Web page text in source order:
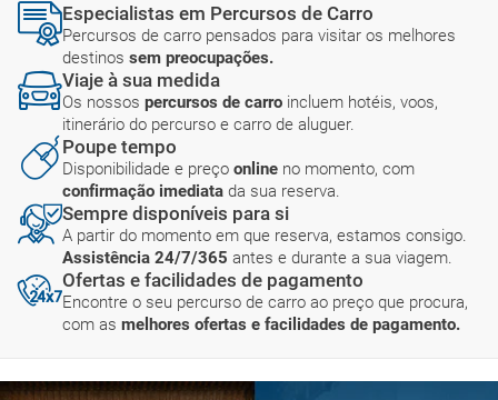
Especialistas em Percursos de Carro
Percursos de carro pensados para visitar os melhores
destinos sem preocupações.
Viaje à sua medida
Os nossos percursos de carro incluem hotéis, voos,
itinerário do percurso e carro de aluguer.
Poupe tempo
Disponibilidade e preço online no momento, com
confirmação imediata da sua reserva.
Sempre disponíveis para si
A partir do momento em que reserva, estamos consigo.
Assistência 24/7/365 antes e durante a sua viagem.
Ofertas e facilidades de pagamento
Encontre o seu percurso de carro ao preço que procura,
com as melhores ofertas e facilidades de pagamento.